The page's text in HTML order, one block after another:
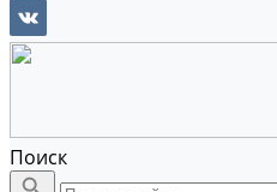
Поиск